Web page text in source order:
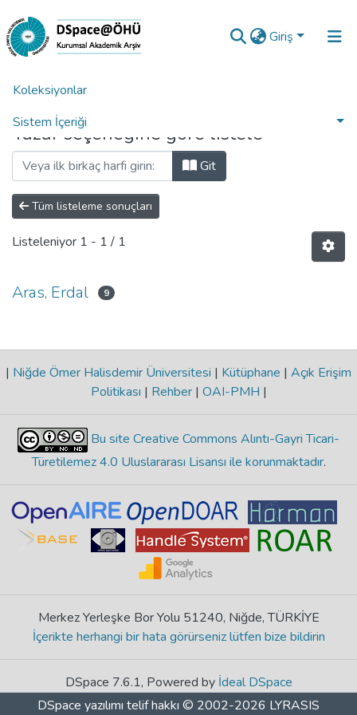
Giriş
Koleksiyonlar
Sistem İçeriği
Analiz
Talep/Soru
Ana Sayfa
Yazar seçeneğine göre listele
Git
Tüm listeleme sonuçları
Listeleniyor 1 - 1 / 1
Aras, Erdal 9
| Niğde Ömer Halisdemir Üniversitesi | Kütüphane | Açık Erişim
Politikası | Rehber | OAI-PMH |
Bu site Creative Commons Alıntı-Gayri Ticari-
Türetilemez 4.0 Uluslararası Lisansı ile korunmaktadır.
Merkez Yerleşke Bor Yolu 51240, Niğde, TÜRKİYE
İçerikte herhangi bir hata görürseniz lütfen bize bildirin
DSpace 7.6.1, Powered by İdeal DSpace
DSpace yazılımı telif hakkı © 2002-2026 LYRASIS